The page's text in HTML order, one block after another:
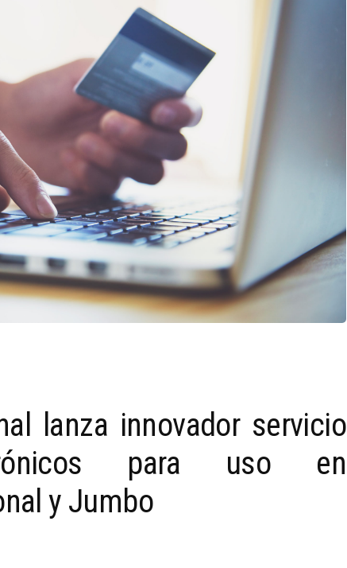
lanza innovador servicio
para uso en
y Jumbo